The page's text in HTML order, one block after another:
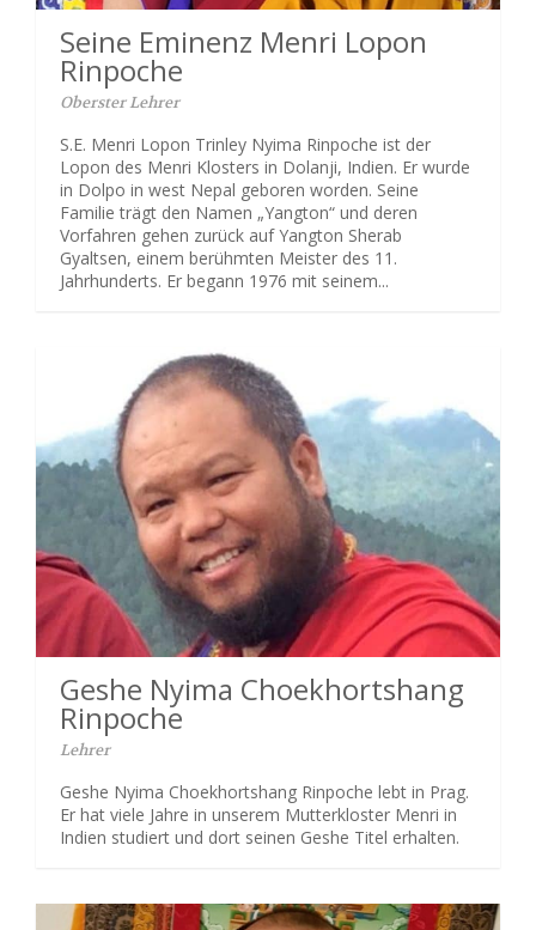
Seine Eminenz Menri Lopon
Rinpoche
Oberster Lehrer
S.E. Menri Lopon Trinley Nyima Rinpoche ist der
Lopon des Menri Klosters in Dolanji, Indien. Er wurde
in Dolpo in west Nepal geboren worden. Seine
Familie trägt den Namen „Yangton“ und deren
Vorfahren gehen zurück auf Yangton Sherab
Gyaltsen, einem berühmten Meister des 11.
Jahrhunderts. Er begann 1976 mit seinem...
Geshe Nyima Choekhortshang
Rinpoche
Lehrer
Geshe Nyima Choekhortshang Rinpoche lebt in Prag.
Er hat viele Jahre in unserem Mutterkloster Menri in
Indien studiert und dort seinen Geshe Titel erhalten.